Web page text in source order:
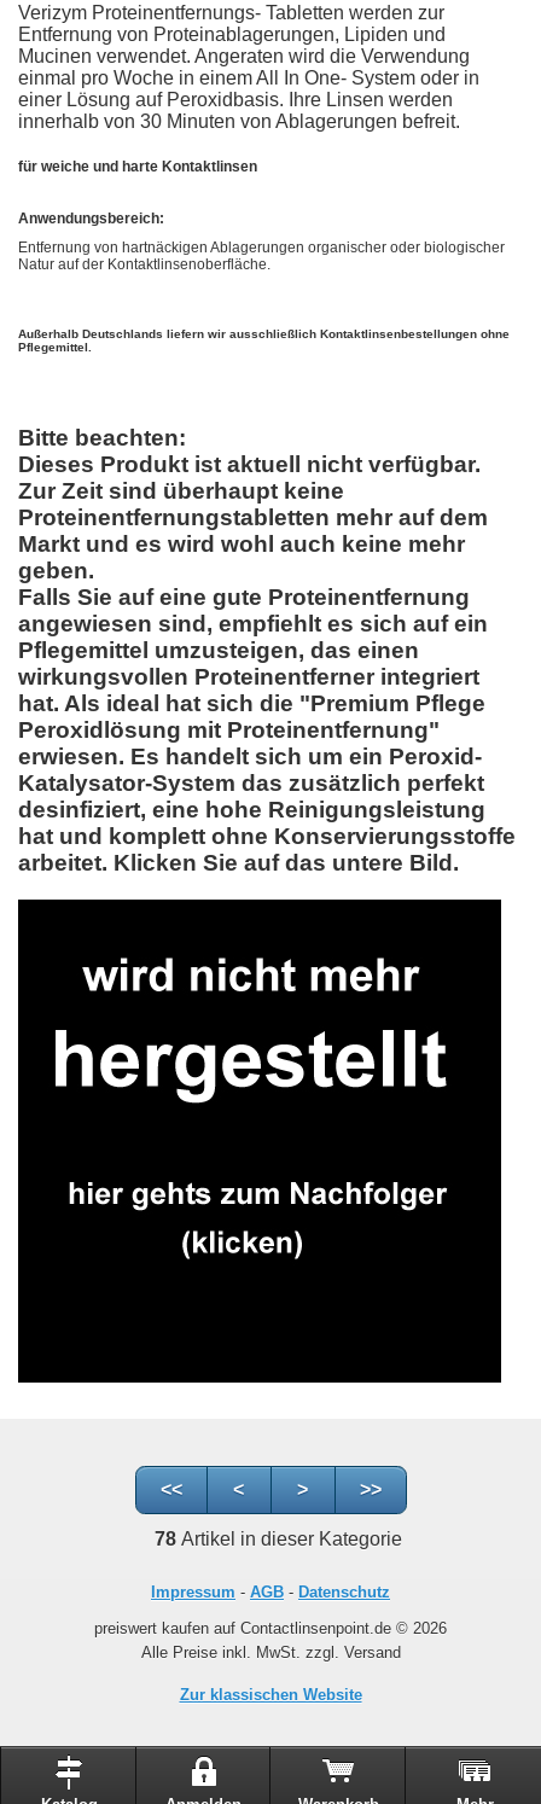
Verizym Proteinentfernungs- Tabletten werden zur
Entfernung von Proteinablagerungen, Lipiden und
Mucinen verwendet. Angeraten wird die Verwendung
einmal pro Woche in einem All In One- System oder in
einer Lösung auf Peroxidbasis. Ihre Linsen werden
innerhalb von 30 Minuten von Ablagerungen befreit.
für weiche und harte Kontaktlinsen
Anwendungsbereich:
Entfernung von hartnäckigen Ablagerungen organischer oder biologischer
Natur auf der Kontaktlinsenoberfläche.
Außerhalb Deutschlands liefern wir ausschließlich Kontaktlinsenbestellungen ohne
Pflegemittel.
Bitte beachten:
Dieses Produkt ist aktuell nicht verfügbar.
Zur Zeit sind überhaupt keine
Proteinentfernungstabletten mehr auf dem
Markt und es wird wohl auch keine mehr
geben.
Falls Sie auf eine gute Proteinentfernung
angewiesen sind, empfiehlt es sich auf ein
Pflegemittel umzusteigen, das einen
wirkungsvollen Proteinentferner integriert
hat. Als ideal hat sich die "Premium Pflege
Peroxidlösung mit Proteinentfernung"
erwiesen. Es handelt sich um ein Peroxid-
Katalysator-System das zusätzlich perfekt
desinfiziert, eine hohe Reinigungsleistung
hat und komplett ohne Konservierungsstoffe
arbeitet. Klicken Sie auf das untere Bild.
<< < > >>
78Artikel in dieser Kategorie
Impressum - AGB - Datenschutz
preiswert kaufen auf Contactlinsenpoint.de © 2026
Alle Preise inkl. MwSt. zzgl. Versand
Zur klassischen Website